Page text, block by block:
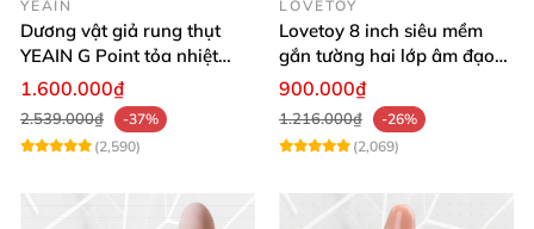
YEAIN
Dương vật giả rung thụt
YEAIN G Point tỏa nhiệt
điều khiển từ xa
1.600.000₫
2.539.000₫
-37%
(2,590)
LOVETOY
Lovetoy 8 inch siêu mềm
gắn tường hai lớp âm đạo
giả chuẩn y tế
900.000₫
1.216.000₫
-26%
(2,069)